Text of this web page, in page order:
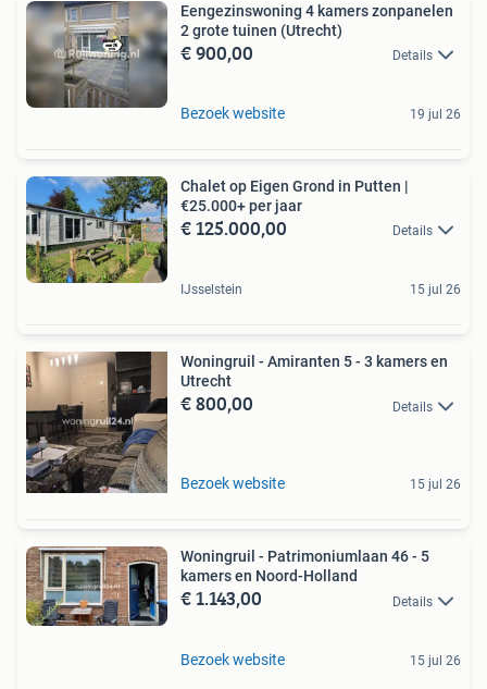
Eengezinswoning 4 kamers zonpanelen
2 grote tuinen (Utrecht)
€ 900,00 Details
Bezoek website 19 jul 26
Chalet op Eigen Grond in Putten |
€25.000+ per jaar
€ 125.000,00 Details
IJsselstein 15 jul 26
Woningruil - Amiranten 5 - 3 kamers en
Utrecht
€ 800,00 Details
Bezoek website 15 jul 26
Woningruil - Patrimoniumlaan 46 - 5
kamers en Noord-Holland
€ 1.143,00 Details
Bezoek website 15 jul 26